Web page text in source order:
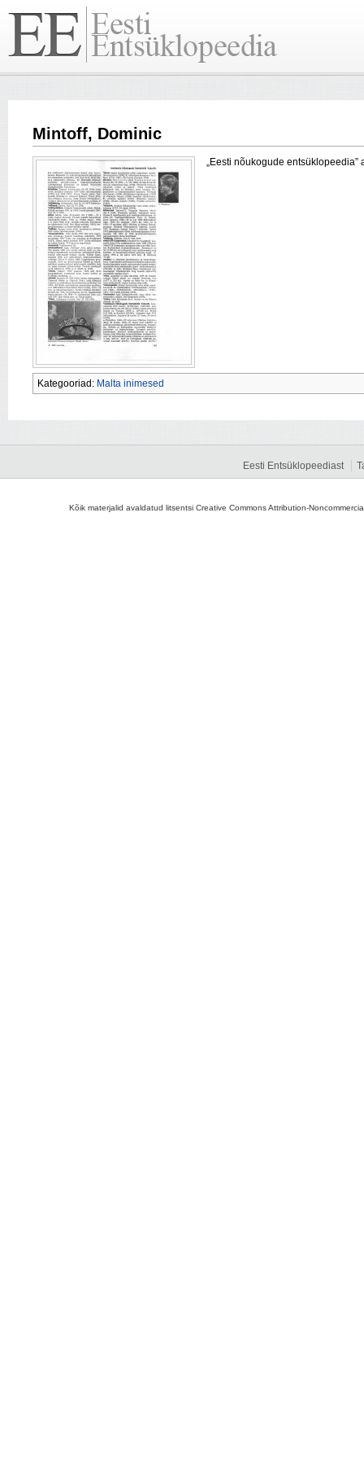
Mintoff, Dominic
„Eesti nõukogude
Kategooriad: Malta inimesed
Eesti Entsüklopeediast
Kõik materjalid avaldatud litsentsi Creative Commons Attribution-